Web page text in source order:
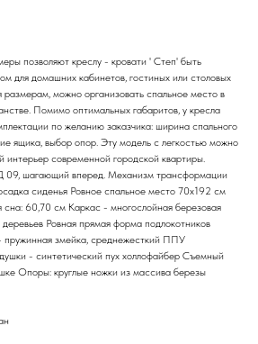
позволяют креслу - кровати ' Степ' быть
для домашних кабинетов, гостиных или столовых
размерам, можно организовать спальное место в
Помимо оптимальных габаритов, у кресла
по желанию заказчика: ширина спального
ящика, выбор опор. Эту модель с легкостью можно
интерьер современной городской квартиры.
шагающий вперед. Механизм трансформации
сиденья Ровное спальное место 70х192 см
60,70 см Каркас - многослойная березовая
Ровная прямая форма подлокотников
пружинная змейка, среднежесткий ППУ
- синтетический пух холлофайбер Съемный
Опоры: круглые ножки из массива березы